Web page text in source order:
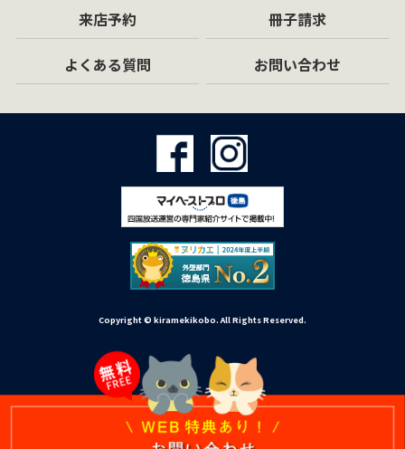
来店予約 冊子請求
よくある質問 お問い合わせ
Copyright © kiramekikobo. All Rights Reserved.